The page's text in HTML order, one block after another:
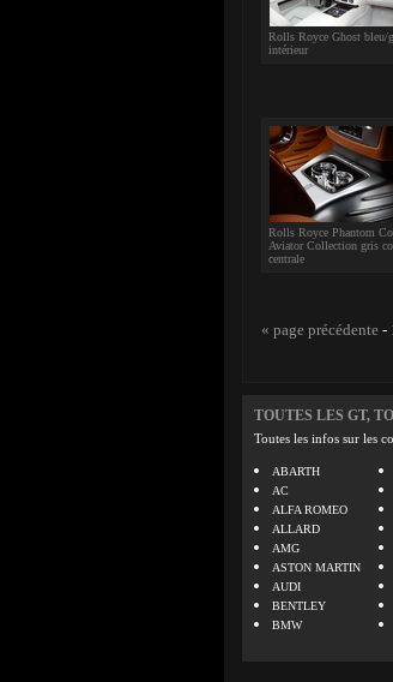
Rolls Royce Ghost bleu/
intérieur
Rolls Royce Phantom
Aviator Collection gris
centrale
« page précédente -
TOUTES LES GT,
Toutes les infos sur les
ABARTH
AC
ALFA ROMEO
ALLARD
AMG
ASTON MARTIN
AUDI
BENTLEY
BMW